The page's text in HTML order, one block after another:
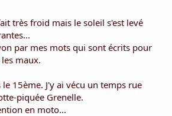
très froid mais le soleil s'est levé
par mes mots qui sont écrits pour
maux.
le 15ème. J'y ai vécu un temps rue
piquée Grenelle.
en moto...